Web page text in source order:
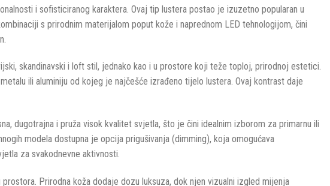
i sofisticiranog karaktera. Ovaj tip lustera postao je izuzetno popularan u
s prirodnim materijalom poput kože i naprednom LED tehnologijom, čini
skandinavski i loft stil, jednako kao i u prostore koji teže toploj, prirodnoj estetici.
ili aluminiju od kojeg je najčešće izrađeno tijelo lustera. Ovaj kontrast daje
dugotrajna i pruža visok kvalitet svjetla, što je čini idealnim izborom za primarnu ili
modela dostupna je opcija prigušivanja (dimming), koja omogućava
za svakodnevne aktivnosti.
Prirodna koža dodaje dozu luksuza, dok njen vizualni izgled mijenja